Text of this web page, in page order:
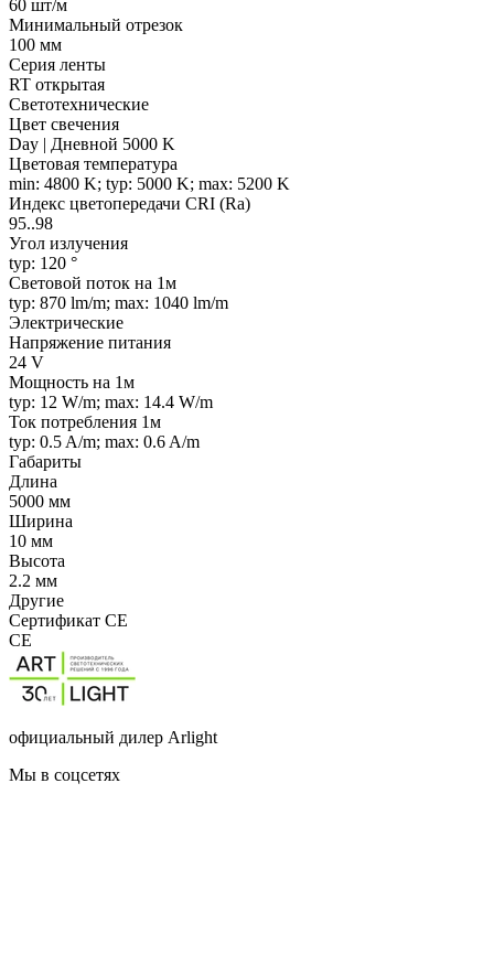
60 шт/м
Минимальный отрезок
100 мм
Серия ленты
RT открытая
Светотехнические
Цвет свечения
Day | Дневной 5000 K
Цветовая температура
min: 4800 K; typ: 5000 K; max: 5200 K
Индекс цветопередачи CRI (Ra)
95..98
Угол излучения
typ: 120 °
Световой поток на 1м
typ: 870 lm/m; max: 1040 lm/m
Электрические
Напряжение питания
24 V
Мощность на 1м
typ: 12 W/m; max: 14.4 W/m
Ток потребления 1м
typ: 0.5 A/m; max: 0.6 A/m
Габариты
Длина
5000 мм
Ширина
10 мм
Высота
2.2 мм
Другие
Сертификат CE
CE
официальный дилер Arlight
Мы в соцсетях